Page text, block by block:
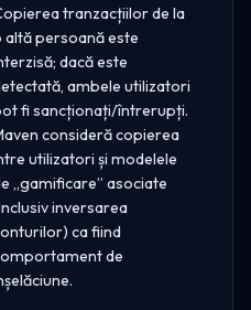
tranzacțiilor de la
altă persoană este
dacă este
ambele utilizatori
fi sancționați/întrerupți.
consideră copierea
utilizatori și modelele
„gamificare” asociate
inversarea
ca fiind
de